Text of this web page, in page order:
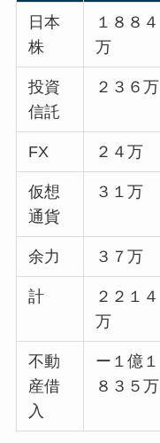
日本
株
１８８４
万
投資
信託
２３６万
FX ２４万
仮想
通貨
３１万
余力 ３７万
計
２２１４
万
不動
産借
入
ー１億１
８３５万